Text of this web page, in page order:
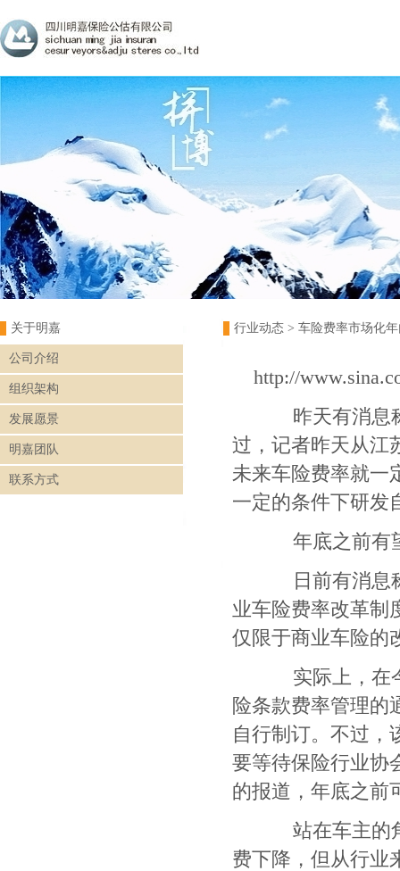
关于明嘉
公司介绍
组织架构
发展愿景
明嘉团队
联系方式
行业动态 > 车险费率市场化
http://
昨天有消息称
过，记者昨天从江
未来车险费率就一
一定的条件下研发
年底之前有
日前有消息称
业车险费率改革制
仅限于商业车险的
实际上，在
险条款费率管理的
自行制订。不过，
要等待保险行业协
的报道，年底之前
站在车主的角
费下降，但从行业